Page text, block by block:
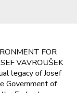
FOR
VAVROUŠEK
legacy of Josef
Government of